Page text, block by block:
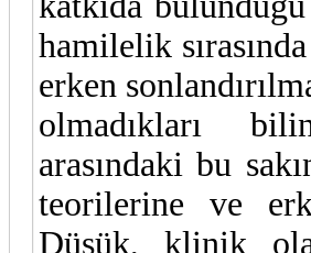
hamilelik
erken
olmadıkları
arasındaki bu
teorilerine ve
Düşük, klinik